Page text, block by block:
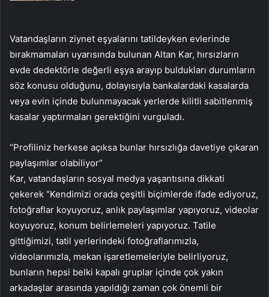
Vatandaşların ziynet eşyalarını tatildeyken evlerinde
bırakmamaları uyarısında bulunan Altan Kar, hırsızların
evde dedektörle değerli eşya arayıp buldukları durumların
söz konusu olduğunu, dolayısıyla bankalardaki kasalarda
veya evin içinde bulunmayacak yerlerde kilitli sabitlenmiş
kasalar yaptırmaları gerektiğini vurguladı.
“Profiliniz herkese açıksa bunlar hırsızlığa davetiye çıkaran
paylaşımlar olabiliyor”
Kar, vatandaşların sosyal medya yaşantısına dikkati
çekerek “Kendimizi orada çeşitli biçimlerde ifade ediyoruz,
fotoğraflar koyuyoruz, anlık paylaşımlar yapıyoruz, videolar
koyuyoruz, konum belirlemeleri yapıyoruz. Tatile
gittiğimizi, tatil yerlerindeki fotoğraflarımızla,
videolarımızla, mekan işaretlemeleriyle belirliyoruz,
bunların hepsi belki kapalı gruplar içinde çok yakın
arkadaşlar arasında yapıldığı zaman çok önemli bir